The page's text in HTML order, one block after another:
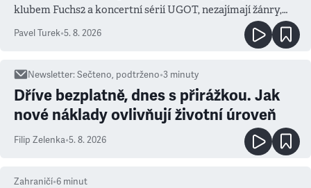
klubem Fuchs2 a koncertní sérií UGOT, nezajímají žánry,
ale atmosféra
Pavel Turek•5. 8. 2026
Newsletter:Sečteno, podtrženo•3 minuty
Dříve bezplatně, dnes s přirážkou. Jak
nové náklady ovlivňují životní úroveň
Filip Zelenka•5. 8. 2026
Zahraničí•6 minut